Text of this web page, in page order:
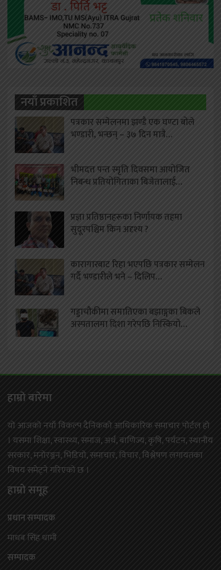
नयाँ प्रकाशित
पत्रकार सम्मेलनमा झण्डै एक घण्टा बोले
भण्डारी, भन्छन् – ३७ दिन मात्रै…
भीमदत्त पन्त स्मृति दिवसमा आयोजित
निबन्ध प्रतियोगिताका बिजेतालाई…
प्रज्ञा प्रतिष्ठानहरूका निर्णायक तहमा
सुदूरपश्चिम किन अदृश्य ?
कारागारबाट रिहा भएपछि पत्रकार सम्मेलन
गर्दै भण्डारीले भने – दिलिप…
गड्डाचौकीमा समातिएका बझाङ्गका बिकले
अस्पतालमा दिशा गरेपछि निस्कियो…
हाम्राे बारेमा
यो आजको नयाँ विकल्प दैनिकको आधिकारिक समाचार पोर्टल हो
। यसमा शिक्षा, स्वास्थ्य, समाज, अर्थ, बाणिज्य, कृषि, पर्यटन, स्थानीय
सरकार, मनोरञ्जन, भिडियो, समाचार, विचार, विश्लेषण लगायतका
विषय समेट्ने गरिएको छ ।
हाम्राे समूह
प्रधान सम्पादक
माधब सिंह धामी
सम्पादक